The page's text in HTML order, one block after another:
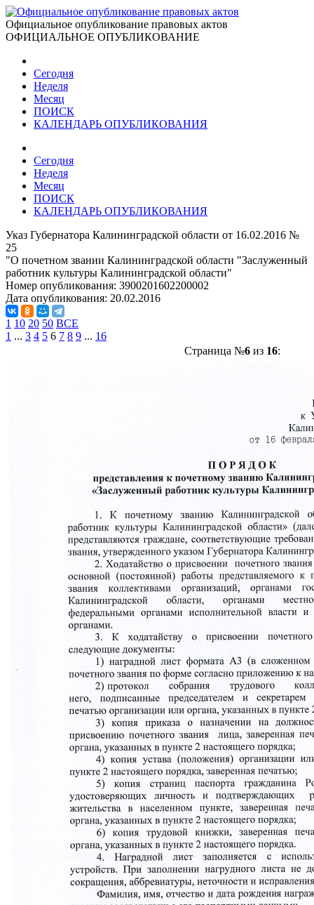
Официальное опубликование правовых актов
ОФИЦИАЛЬНОЕ ОПУБЛИКОВАНИЕ
Сегодня
Неделя
Месяц
ПОИСК
КАЛЕНДАРЬ ОПУБЛИКОВАНИЯ
Сегодня
Неделя
Месяц
ПОИСК
КАЛЕНДАРЬ ОПУБЛИКОВАНИЯ
Указ Губернатора Калининградской области от 16.02.2016 №
25
"О почетном звании Калининградской области "Заслуженный
работник культуры Калининградской области"
Номер опубликования: 3900201602200002
Дата опубликования: 20.02.2016
1 10 20 50 ВСЕ
1 ... 3 4 5 6 7 8 9 ... 16
Страница №6из 16: